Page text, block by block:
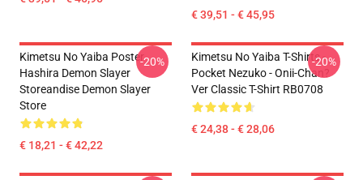
€ 39,51 - € 45,95
Kimetsu No Yaiba Poster
Hashira Demon Slayer
Storeandise Demon Slayer
Store
€ 18,21 - € 42,22
-20%
Kimetsu No Yaiba T-Shirts -
Pocket Nezuko - Onii-Chan?
Ver Classic T-Shirt RB0708
€ 24,38 - € 28,06
-20%